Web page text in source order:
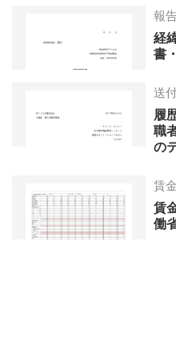
報
経
書
送
履
職
の
賃
賃
働